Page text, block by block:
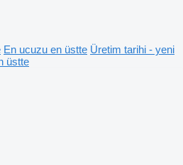
En ucuzu en üstte Üretim tarihi - yeni
üstte